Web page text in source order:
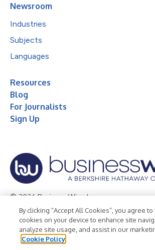
Newsroom
Industries
Subjects
Languages
Resources
Blog
For Journalists
Sign Up
© 2026 Business Wire, Inc.
Privacy Policy Cookie Policy
Terms of Use
Legal
By clicking “Accept All Cookies”, you agree
cookies on your device to enhance site
analyze site usage, and assist in our
Cookie Policy